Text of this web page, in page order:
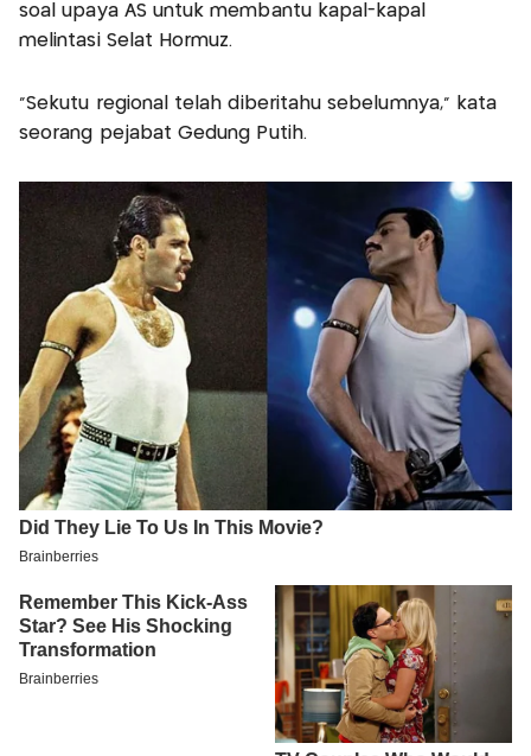
soal upaya AS untuk membantu kapal-kapal
melintasi Selat Hormuz.
"Sekutu regional telah diberitahu sebelumnya," kata
seorang pejabat Gedung Putih.